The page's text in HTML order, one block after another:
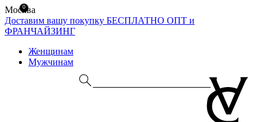
Москва
Доставим вашу покупку БЕСПЛАТНО ОПТ и
ФРАНЧАЙЗИНГ
Женщинам
Мужчинам
0